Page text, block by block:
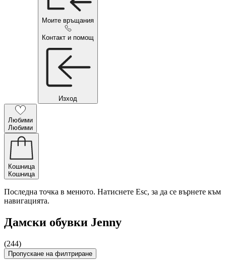
Моите връщания
Контакт и помощ
Изход
Любими
Любими
Кошница
Кошница
Последна точка в менюто. Натиснете Esc, за да се върнете към
навигацията.
Дамски обувки Jenny
(244)
Пропускане на филтриране